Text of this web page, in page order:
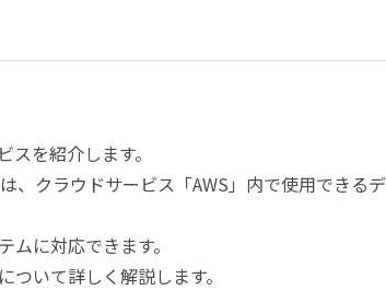
を紹介します。
、クラウドサービス「AWS」内で使用できる
に対応できます。
いて詳しく解説します。